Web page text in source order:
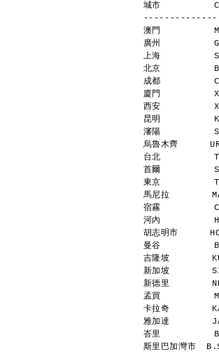
城市          CITY
澳門
廣州
上海
北京
成都
廈門
西安
昆明
瀋陽
烏魯木齊
台北
首爾
東京
馬尼拉
宿霧
河內
胡志明市
曼谷
吉隆坡
新加坡
新德里
孟買
卡拉奇
雅加達
峇里
斯里巴加灣市